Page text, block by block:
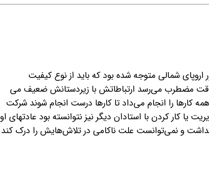
اروپای شمالی متوجه شده بود که باید از نوع کیفیت
وقت مضطرب می‌رسد ارتباطاتش با زیردستانش ضعیف می
کارها را انجام می‌داد تا کارها درست انجام شوند شرکت
یا کار کردن با استادان دیگر نیز نتوانسته بود عادتهای او
و نمی‌توانست علت ناکامی در تلاش‌هایش را درک کند